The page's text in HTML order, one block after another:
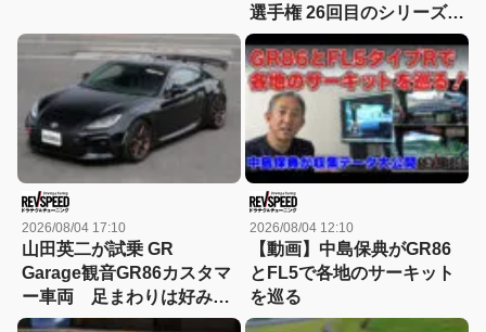
選手権 26回目のシリーズチ
ャンピオンを獲得 連続タ
イトル記録も更新
2026/08/04 17:10
山田英二が試乗 GR
Garage観音GR86カスタマ
ー車両 足まわりは好み！
GTウイングはもっと活かせ
2026/08/04 12:10
【動画】中島保典がGR86
とFL5で各地のサーキット
を巡る